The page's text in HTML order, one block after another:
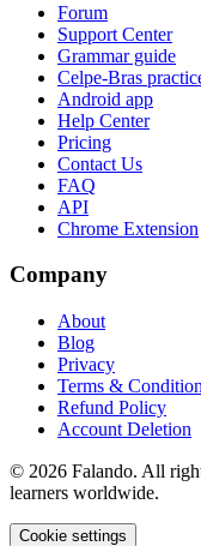
Forum
Support Center
Grammar guide
Celpe-Bras
Android app
Help Center
Pricing
Contact Us
FAQ
API
Chrome Extension
Company
About
Blog
Privacy
Terms &
Refund Policy
Account Deletion
© 2026 Falando. All
learners worldwide.
Cookie settings